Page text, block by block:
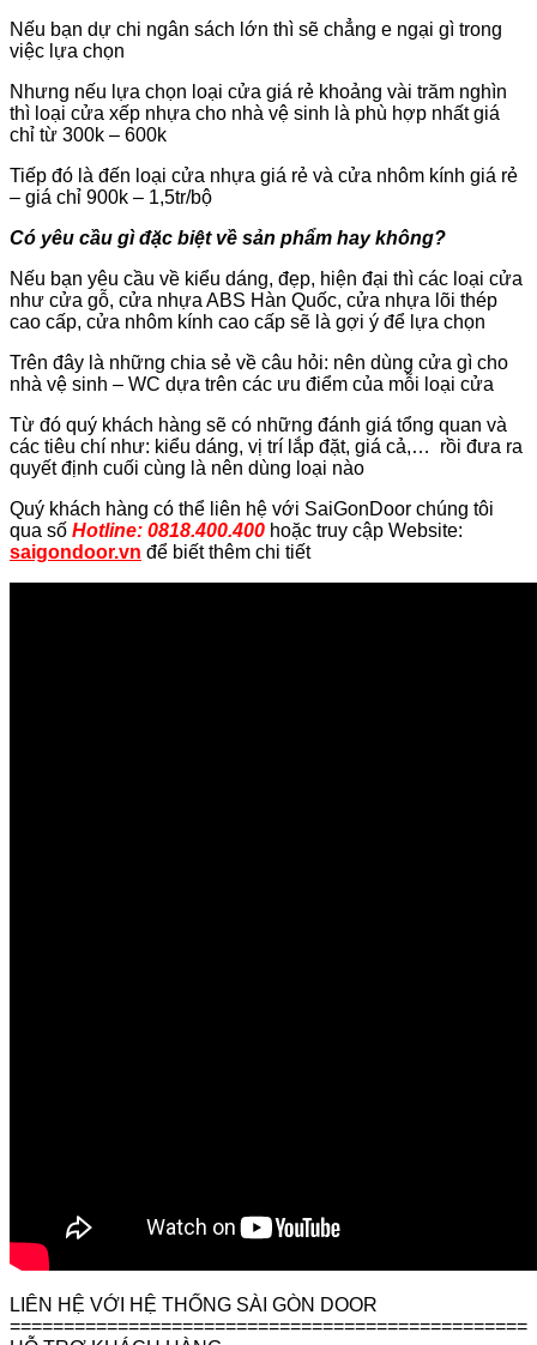
Nếu bạn dự chi ngân sách lớn thì sẽ chẳng e ngại gì trong
việc lựa chọn
Nhưng nếu lựa chọn loại cửa giá rẻ khoảng vài trăm nghìn
thì loại cửa xếp nhựa cho nhà vệ sinh là phù hợp nhất giá
chỉ từ 300k – 600k
Tiếp đó là đến loại cửa nhựa giá rẻ và cửa nhôm kính giá rẻ
– giá chỉ 900k – 1,5tr/bộ
Có yêu cầu gì đặc biệt về sản phẩm hay không?
Nếu bạn yêu cầu về kiểu dáng, đẹp, hiện đại thì các loại cửa
như cửa gỗ, cửa nhựa ABS Hàn Quốc, cửa nhựa lõi thép
cao cấp, cửa nhôm kính cao cấp sẽ là gợi ý để lựa chọn
Trên đây là những chia sẻ về câu hỏi: nên dùng cửa gì cho
nhà vệ sinh – WC dựa trên các ưu điểm của mỗi loại cửa
Từ đó quý khách hàng sẽ có những đánh giá tổng quan và
các tiêu chí như: kiểu dáng, vị trí lắp đặt, giá cả,… rồi đưa ra
quyết định cuối cùng là nên dùng loại nào
Quý khách hàng có thể liên hệ với SaiGonDoor chúng tôi
qua số Hotline: 0818.400.400 hoặc truy cập Website:
saigondoor.vn để biết thêm chi tiết
LIÊN HỆ VỚI HỆ THỐNG SÀI GÒN DOOR
================================================